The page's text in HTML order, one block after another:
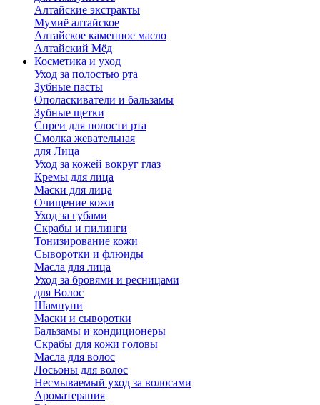
Алтайские экстракты
Мумиё алтайское
Алтайское каменное масло
Алтайский Мёд
Косметика и уход
Уход за полостью рта
Зубные пасты
Ополаскиватели и бальзамы
Зубные щетки
Спреи для полости рта
Смолка жевательная
для Лица
Уход за кожей вокруг глаз
Кремы для лица
Маски для лица
Очищение кожи
Уход за губами
Скрабы и пилинги
Тонизирование кожи
Сыворотки и флюиды
Масла для лица
Уход за бровями и ресницами
для Волос
Шампуни
Маски и сыворотки
Бальзамы и кондиционеры
Скрабы для кожи головы
Масла для волос
Лосьоны для волос
Несмываемый уход за волосами
Ароматерапия